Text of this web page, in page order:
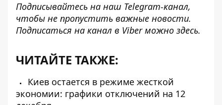
Подписывайтесь на наш Telegram-канал,
чтобы не пропустить важные новости.
Подписаться на канал в Viber можно здесь.
ЧИТАЙТЕ ТАКЖЕ:
Киев остается в режиме жесткой
экономии: графики отключений на 12